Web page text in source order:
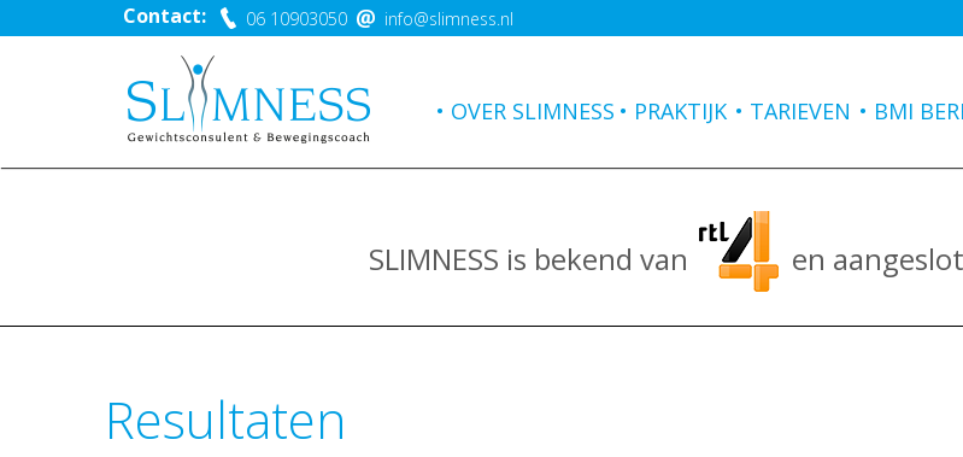
Contact: 06 10903050 info@slimness.nl
OVER SLIMNESS PRAKTIJK TARIEVEN BMI
SLIMNESS is bekend van en
Resultaten